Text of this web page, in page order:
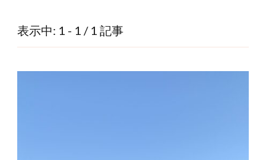
表示中: 1 - 1 / 1 記事